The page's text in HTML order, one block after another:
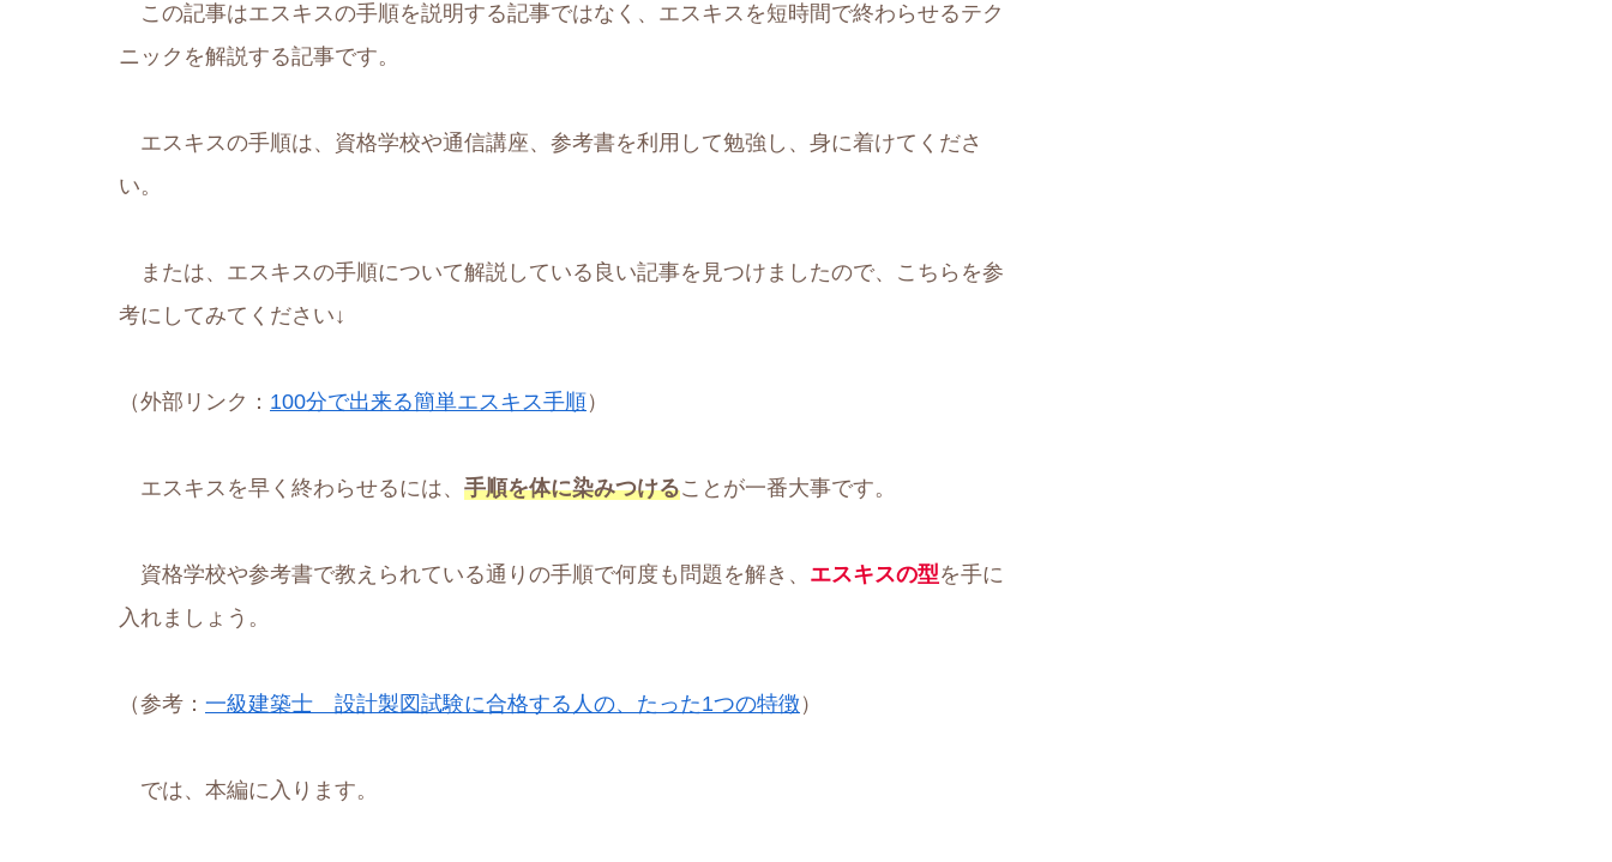
この記事はエスキスの手順を説明する記事ではなく、エスキスを短時間で終わらせるテク
ニックを解説する記事です。
エスキスの手順は、資格学校や通信講座、参考書を利用して勉強し、身に着けてくださ
い。
または、エスキスの手順について解説している良い記事を見つけましたので、こちらを参
考にしてみてください↓
（外部リンク： 100分で出来る簡単エスキス手順）
エスキスを早く終わらせるには、 手順を体に染みつけることが一番大事です。
資格学校や参考書で教えられている通りの手順で何度も問題を解き、 エスキスの型を手に
入れましょう。
（参考： 一級建築士 設計製図試験に合格する人の、たった1つの特徴 ）
では、本編に入ります。